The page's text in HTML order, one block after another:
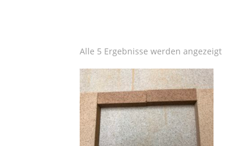
Alle 5 Ergebnisse werden angezeigt